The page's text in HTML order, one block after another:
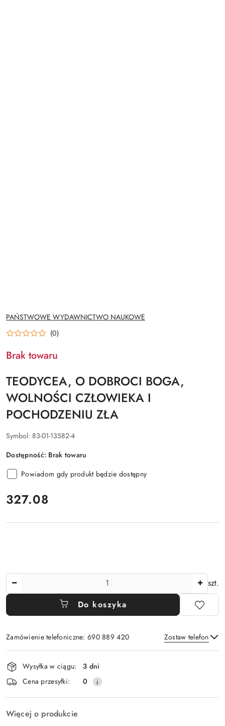
NAZWA
PRODUCENTA:
PAŃSTWOWE WYDAWNICTWO NAUKOWE
(0)
Brak towaru
TEODYCEA, O DOBROCI BOGA,
WOLNOŚCI CZŁOWIEKA I
POCHODZENIU ZŁA
Symbol: 83-01-13582-4
Dostępność: Brak towaru
Powiadom gdy produkt będzie dostępny
cena:
327.08
szt.
Do koszyka
Zamówienie telefoniczne: 690 889 420 Zostaw telefon
Wyślij
Dostępność
i
dostawa
Wysyłka w ciągu:
3 dni
Cena przesyłki:
0
Więcej o produkcie